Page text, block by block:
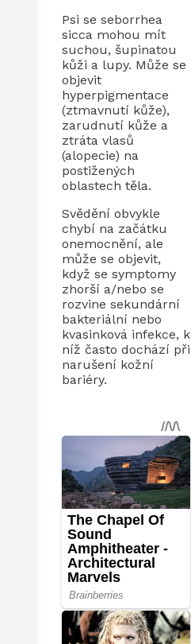
Psi se seborrhea
sicca mohou mít
suchou, šupinatou
kůži a lupy. Může se
objevit
hyperpigmentace
(ztmavnutí kůže),
zarudnutí kůže a
ztráta vlasů
(alopecie) na
postižených
oblastech těla.
Svědění obvykle
chybí na začátku
onemocnění, ale
může se objevit,
když se symptomy
zhorší a/nebo se
rozvine sekundární
bakteriální nebo
kvasinková infekce, k
níž často dochází při
narušení kožní
bariéry.